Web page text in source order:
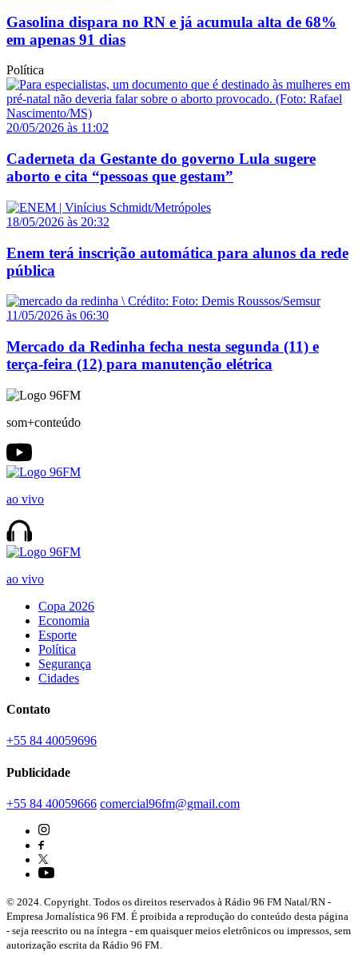
Gasolina dispara no RN e já acumula alta de 68%
em apenas 91 dias
Política
20/05/2026 às 11:02
Caderneta da Gestante do governo Lula sugere
aborto e cita “pessoas que gestam”
18/05/2026 às 20:32
Enem terá inscrição automática para alunos da rede
pública
11/05/2026 às 06:30
Mercado da Redinha fecha nesta segunda (11) e
terça-feira (12) para manutenção elétrica
som+conteúdo
ao vivo
ao vivo
Copa 2026
Economia
Esporte
Política
Segurança
Cidades
Contato
+55 84 40059696
Publicidade
+55 84 40059666 comercial96fm@gmail.com
© 2024. Copyright. Todos os direitos reservados à Rádio 96 FM Natal/RN -
Empresa Jornalística 96 FM. É proibida a reprodução do conteúdo desta página
- seja reescrito ou na íntegra - em quaisquer meios eletrônicos ou impressos, sem
autorização escrita da Rádio 96 FM.